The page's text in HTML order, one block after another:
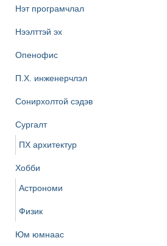
Нэт програмчлал
Нээлттэй эх
Опенофис
П.Х. инженерчлэл
Сонирхолтой сэдэв
Сургалт
ПХ архитектур
Хобби
Астрономи
Физик
Юм юмнаас